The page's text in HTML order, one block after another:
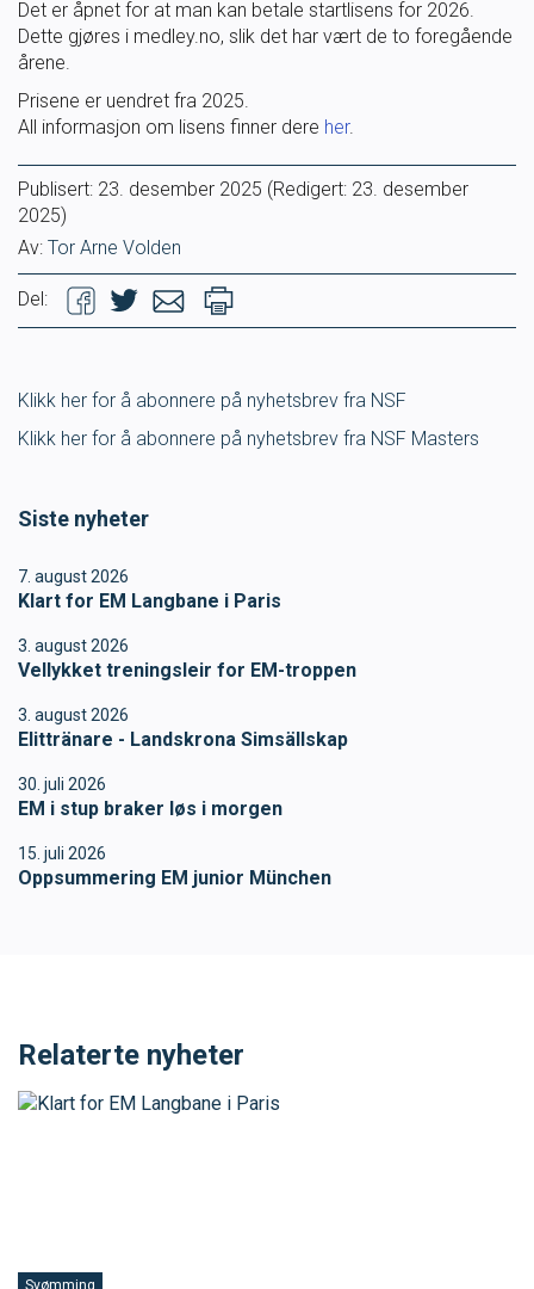
Masterclass
Klubbdrift
Klubbutvikling
For trenere
Tips og råd for utøvere og trenere
Blogg
Ungdomsidrett
Para svømmeidrett for alle
Bredde og folkehelse
Skolesvømming
Svømmeanlegg
SVØM LANGT
Det er åpnet for at man kan betale startlisens for 2026.
Dette gjøres i medley.no, slik det har vært de to foregående
årene.
Prisene er uendret fra 2025.
All informasjon om lisens finner dere her.
Publisert: 23. desember 2025 (Redigert: 23. desember
2025)
Av: Tor Arne Volden
Del:
Klikk her for å abonnere på nyhetsbrev fra NSF
Klikk her for å abonnere på nyhetsbrev fra NSF Masters
Siste nyheter
7. august 2026
Klart for EM Langbane i Paris
3. august 2026
Vellykket treningsleir for EM-troppen
3. august 2026
Elittränare - Landskrona Simsällskap
30. juli 2026
EM i stup braker løs i morgen
15. juli 2026
Oppsummering EM junior München
Relaterte nyheter
Svømming